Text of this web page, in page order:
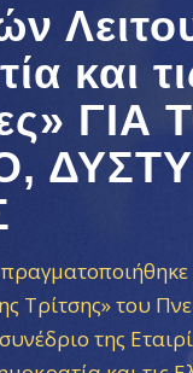
και
Τρίτσης» του
της